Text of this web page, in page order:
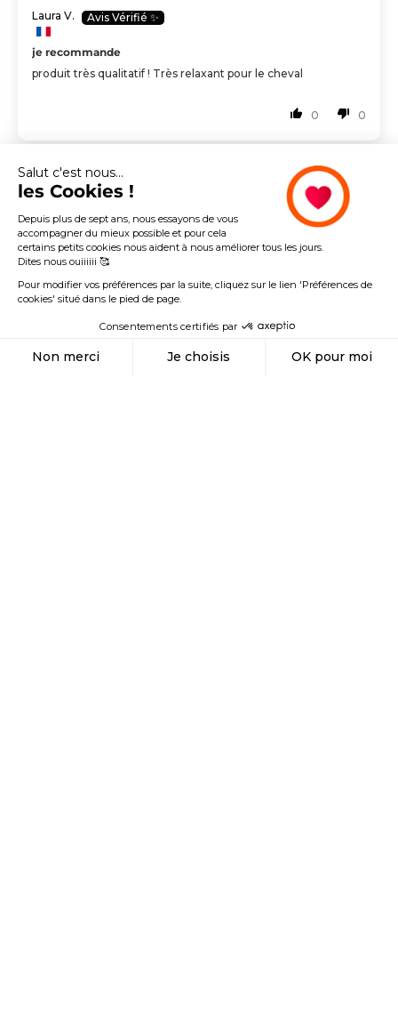
Salut c'est nous...
les Cookies !
Depuis plus de sept ans, nous essayons de vous
accompagner du mieux possible et pour cela
certains petits cookies nous aident à nous améliorer tous les jours.
Dites nous ouiiiiii 🥰
Pour modifier vos préférences par la suite, cliquez sur le lien 'Préférences de
cookies' situé dans le pied de page.
Consentements certifiés par
Non merci Je choisis OK pour moi
Laura V.
je recommande
produit très qualitatif ! Très relaxant pour le cheval
0 0
Borstiq Farm
Retrouvez l'ensemble des produits de la marque juste ici.
Découvrir la marque